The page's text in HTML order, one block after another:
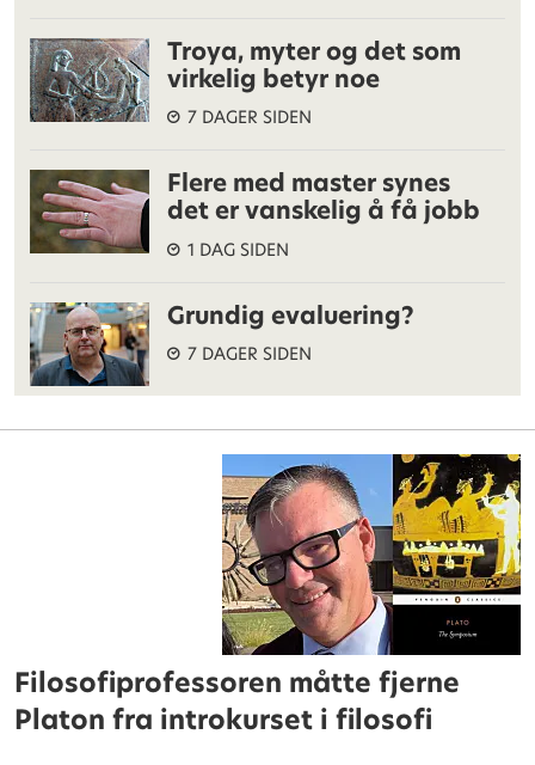
Troya, myter og det som
virkelig betyr noe
7 DAGER SIDEN
Flere med master synes
det er vanskelig å få jobb
1 DAG SIDEN
Grundig evaluering?
7 DAGER SIDEN
Filosofiprofessoren måtte fjerne
Platon fra introkurset i filosofi